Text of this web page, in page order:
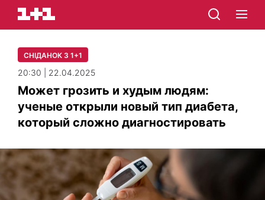
СНІДАНОК З 1+1
20:30 | 22.04.2025
Может грозить и худым людям:
ученые открыли новый тип диабета,
который сложно диагностировать